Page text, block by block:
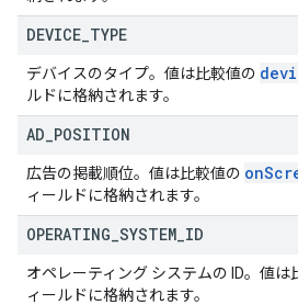
DEVICE TYPE
デバイスのタイプ。値は比較値の
ルドに格納されます。
AD POSITION
広告の掲載順位。値は比較値の on
ィールドに格納されます。
OPERATING SYSTEM ID
オペレーティング システムの ID。値は
ィールドに格納されます。